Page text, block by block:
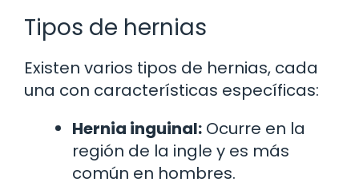
Tipos de hernias
Existen varios tipos de hernias, cada
una con características específicas:
Hernia inguinal: Ocurre en la
región de la ingle y es más
común en hombres.